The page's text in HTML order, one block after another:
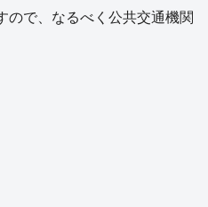
で、なるべく公共交通機関